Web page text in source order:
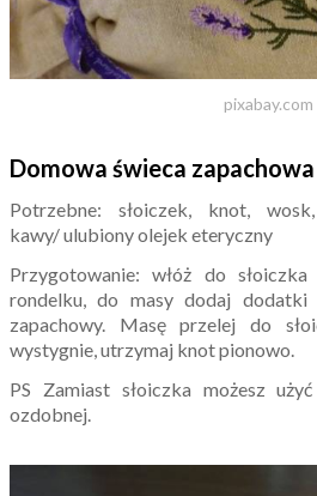
pixabay.com
Domowa świeca zapachowa
Potrzebne: słoiczek, knot, wosk,
kawy/ ulubiony olejek eteryczny
Przygotowanie: włóż do
rondelku, do masy dodaj dodatki
zapachowy. Masę przelej do
wystygnie, utrzymaj knot pionowo.
PS Zamiast słoiczka możesz
ozdobnej.